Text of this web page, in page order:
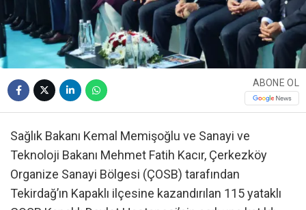
ABONE OL
Sağlık Bakanı Kemal Memişoğlu ve Sanayi ve
Teknoloji Bakanı Mehmet Fatih Kacır, Çerkezköy
Organize Sanayi Bölgesi (ÇOSB) tarafından
Tekirdağ’ın Kapaklı ilçesine kazandırılan 115 yataklı